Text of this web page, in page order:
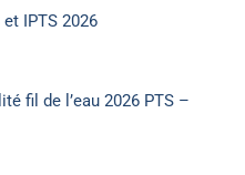
IPTS 2026
fil de l’eau 2026 PTS –